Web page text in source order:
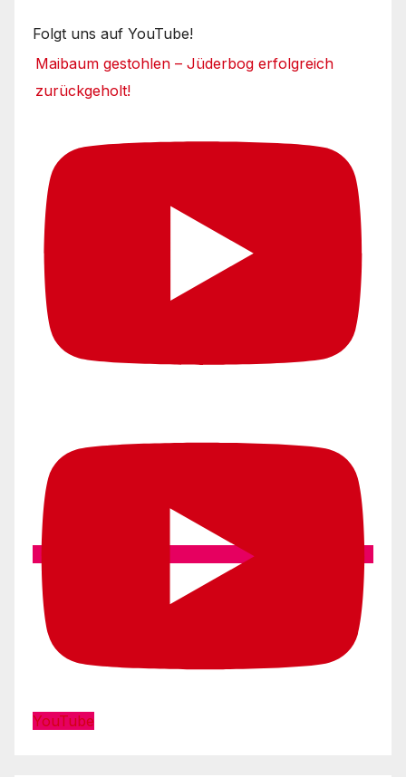
Folgt uns auf YouTube!
Maibaum gestohlen – Jüderbog erfolgreich
zurückgeholt!
YouTube